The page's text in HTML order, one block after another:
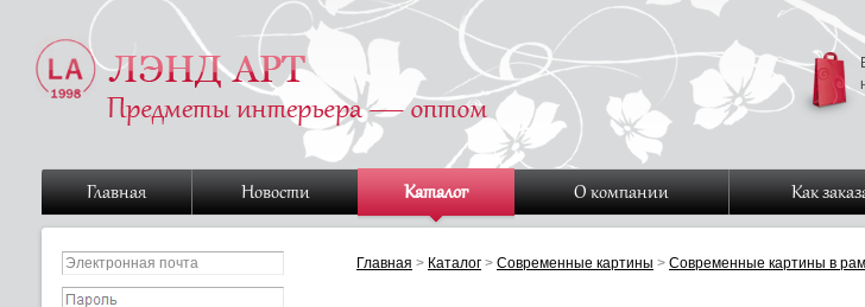
Главная Новости Каталог О компании Как
Главная > Каталог > Современные картины > Современные картины в